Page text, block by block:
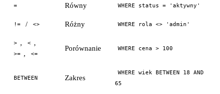
= Równy WHERE status = 'aktywny'
!= / <> Różny WHERE rola <> 'admin'
> , < ,
>= , <=
Porównanie WHERE cena > 100
BETWEEN Zakres
WHERE wiek BETWEEN 18 AND
65